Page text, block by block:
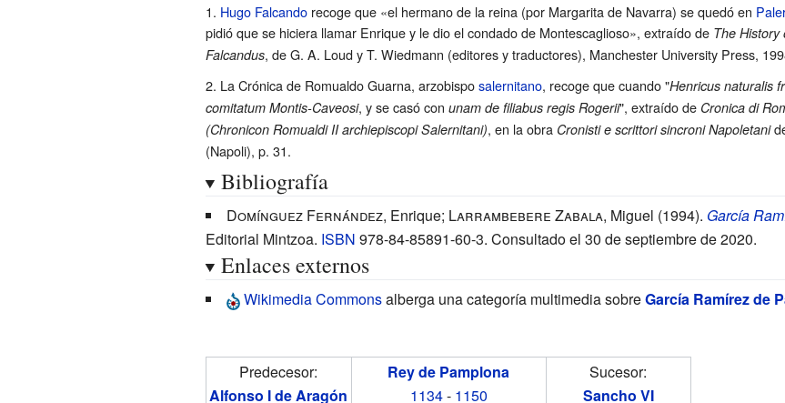
Hugo Falcandorecoge que «el hermano de la reina (por Margarita de Navarra) se quedó en
pidió que se hiciera llamar Enrique y le dio el condado de Montescaglioso», extraído de The History
Falcandus, de G. A. Loud y T. Wiedmann (editores y traductores), Manchester University Press,
La Crónica de Romualdo Guarna, arzobisposalernitano, recoge que cuando "Henricus naturalis
comitatum Montis-Caveosi, y se casó con unam de filiabus regis Rogerii", extraído de Cronica di
(Chronicon Romualdi II archiepiscopi Salernitani), en la obra Cronisti e scrittori sincroni Napoletani
(Napoli), p. 31.
Bibliografía
Domínguez Fernández, Enrique; Larrambebere Zabala, Miguel (1994). García
Editorial Mintzoa. ISBN 978-84-85891-60-3. Consultado el 30 de septiembre de 2020.
Enlaces externos
Wikimedia Commonsalberga una categoría multimedia sobreGarcía Ramírez de
Predecesor:
Alfonso I de Aragón
Rey de Pamplona
1134- 1150
Sucesor:
Sancho VI